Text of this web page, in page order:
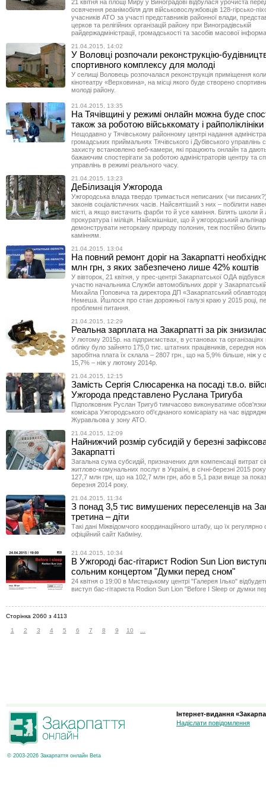
21 квітня на площі Миру у Виноградові відбулася урочиста
освячення реанімобіля для військовослужбовців 128-гірсько-
учасників АТО за участі представників районної влади,
церков та релігійних організацій району при Виноградівській
райдержадміністрації, громадськості та засобів масової
21.04.2015, 14:02
У Воловці розпочали реконструкцію-
спортивного комплексу для молоді
У селищі Воловець розпочалася реконструкція приміщення
кінотеатру «Верховина», на місці якого буде створено
молоді району.
21.04.2015, 13:35
На Тячівщині у режимі онлайн можна буде
також за роботою військкомату і райполіклініки
Нещодавно у Тячівському районному центрі надання
громадських приймальнях Тячівського і Дубівського управлінь
захисту встановлено веб-камери, які працюють онлайн та
бажаючим спостерігати за роботою адміністраторів центру та
управлінь в режимі реального часу.
21.04.2015, 13:23
ДеБілизація Ужгорода
Ужгородська влада твердо тримається неписаних (чи
законів соціалістичних часів. Найсвятіший з них – побілити
місті, а якщо вистачить фарби то й усе каміння. Білять школи й
прокуратура і міліція. Найсмішніше, що й ужгородський
демонструвати неторкану природу полонин, теж постійно
камінням.
21.04.2015, 13:04
На повний ремонт доріг на Закарпатті
млн грн, з яких забезпечено лише 42% коштів
У вівторок, 21 квітня, у прес-центрі Закарпатської ОДА
участю начальника Служби автомобільних доріг у
Михайла Поповича та директора ДП «Закарпатський
Немеша. Йшлося про стан дорожньої галузі краю у 2015 році,
проблемні питання.
21.04.2015, 12:29
Реальна зарплата на Закарпатті за рік
У лютому 2015р. на підприємствах, в установах та
обліку було зайнято 175,0 тис. штатних працівників, середня
заробітна плата їх склала – 2807 грн., що на 5,9% більше, ніж у
15,7% – ніж у лютому 2014р.
21.04.2015, 12:15
Замість Сергія Слюсаренка на посаді т.в.о.
Ужгорода представлено Руслана Тригуба
Підполковник Руслан Тригуб тимчасово виконуватиме обов'язки
комісара Ужгородського об'єднаного комісаріату на час
Журавльова у зону АТО.
21.04.2015, 12:09
Найнижчий розмір субсидій у березні
Закарпатті
Загальна сума субсидій, призначених для компенсації витрат
житлово-комунальних послуг в Україні, в січні-березні 2015
127,7 млн грн, що на 102,7 млн грн, або в 5,1 рази вище за
березня 2014 року.
21.04.2015, 11:34
З понад 3,5 тис вимушених переселенців на
третина – діти
Такі дані Міжвідомчого координаційного штабу, що їх
офіційний сайт Кабміну.
21.04.2015, 10:34
В Ужгороді бас-гітарист Rodion Sun Lion
сольним концертом "Думки перед сном"
24 квітня о 19:00 в Мистецькому центрі "Галерея Ілько"
виступ бас-гітариста Rodion Sun Lion "Before I Sleep or думки
Сторінка 2060 з 4113
1 2 3 4 5 6 7 8 9 10
© 2003-2026 Закарпаття онлайн Beta
Інтернет-видання
Надіслати повідомлення